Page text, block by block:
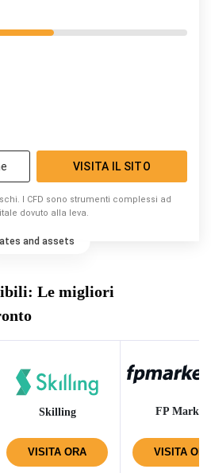
VISITA IL SITO
I CFD sono strumenti complessi ad
dovuto alla leva.
and assets
Le migliori
Skilling
VISITA ORA
FP Markets
VISITA